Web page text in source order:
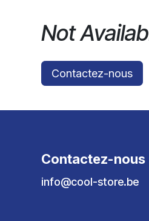
Not
Contactez-nous
Contactez-nous
info@cool-store.be